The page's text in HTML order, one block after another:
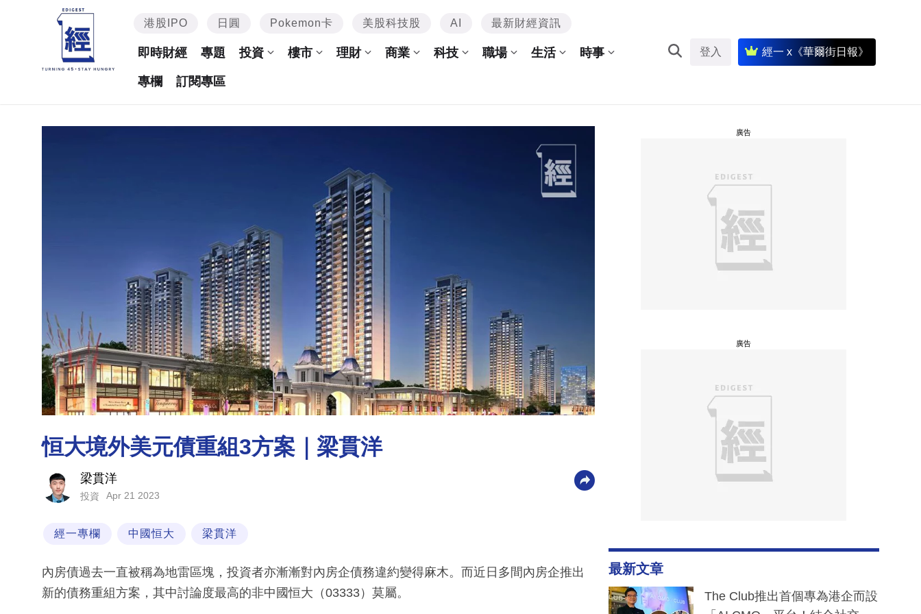
港股IPO 日圓 Pokemon卡 美股科技股 AI 最新財經資訊
即時財經 專題 投資 樓市 理財 商業 科技 職場 生活 時事
專欄 訂閱專區
登入 經一 x《華爾街日報》
恒大境外美元債重組3方案｜梁貫洋
梁貫洋
投資 Apr 21 2023
經一專欄 中國恒大 梁貫洋
內房債過去一直被稱為地雷區塊，投資者亦漸漸對內房企債務違約變得麻木。而近日多間內房企推出
新的債務重組方案，其中討論度最高的非中國恒大（03333）莫屬。
廣告
廣告
最新文章
The Club推出首個專為港企而設